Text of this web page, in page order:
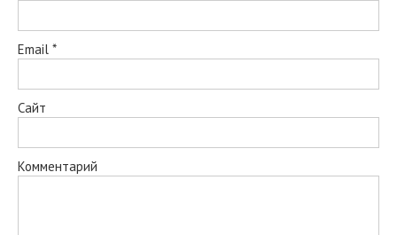
Email *
Сайт
Комментарий